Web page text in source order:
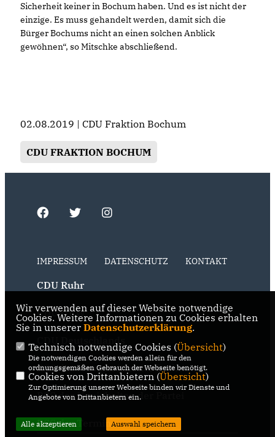
Sicherheit keiner in Bochum haben. Und es ist nicht der
einzige. Es muss gehandelt werden, damit sich die
Bürger Bochums nicht an einen solchen Anblick
gewöhnen“, so Mitschke abschließend.
02.08.2019 | CDU Fraktion Bochum
CDU FRAKTION BOCHUM
IMPRESSUM DATENSCHUTZ KONTAKT
CDU Ruhr
CDU NRW
CDU Deutschlands
RSS der Neuigkeiten der Fraktion
RSS der Neuigkeiten der Partei
RSS der Termine
Wir verwenden auf dieser Website notwendige
Cookies. Weitere Informationen zu Cookies erhalten
Sie in unserer Datenschutzerklärung.
Technisch notwendige Cookies (Übersicht)
Die notwendigen Cookies werden allein für den
ordnungsgemäßen Gebrauch der Webseite benötigt.
Cookies von Drittanbietern (Übersicht)
Zur Optimierung unserer Webseite binden wir Dienste und
Angebote von Drittanbietern ein.
Alle akzeptieren Auswahl speichern